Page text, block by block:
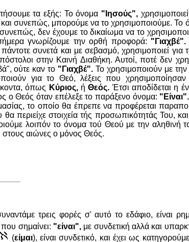
τα εξής: Το όνομα "Ιησούς",
συνεπώς, μπορούμε να το χρησιμοποιούμε. Το
συνεπώς, δεν έχουμε το δικαίωμα να το
γνωρίζουμε την ορθή προφορά: "Γιαχβέ".
συνετά και με σεβασμό, χρησιμοποιεί για
στην Καινή Διαθήκη. Αυτοί, ποτέ δεν
ούτε καν το "Γιαχβέ". Το χρησιμοποιούν με την
για το Θεό, λέξεις που χρησιμοποίησαν
όπως Κύριος,ήΘεός. Έτσι αποδίδεται η
ο Θεός όταν επέλεξε το παράξενο όνομα: "Είναι".
το οποίο θα έπρεπε να προφέρεται
περιείχε στοιχεία τής προσωπικότητάς Του,
λοιπόν το όνομα τού Θεού με την αληθινή
στους αιώνες ο μόνος Θεός.
τρεις φορές σ' αυτό το εδάφιο, είναι
σημαίνει: "είναι",με συνδετική αλλά και
(είμαι), είναι συνδετικό, και έχει ως